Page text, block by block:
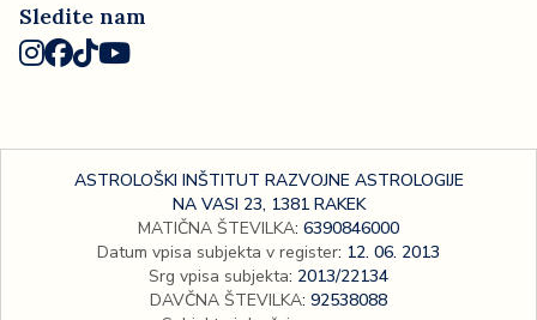
Sledite nam
ASTROLOŠKI INŠTITUT RAZVOJNE ASTROLOGIJE
NA VASI 23, 1381 RAKEK
MATIČNA ŠTEVILKA: 6390846000
Datum vpisa subjekta v register: 12. 06. 2013
Srg vpisa subjekta: 2013/22134
DAVČNA ŠTEVILKA: 92538088